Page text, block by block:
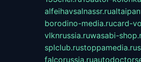
alfeihavsalnassr.ru
borodino-media.rucard-
vlknrussia.ruwasabi-
splclub.rustoppamedia.ru
falcorussia.ru